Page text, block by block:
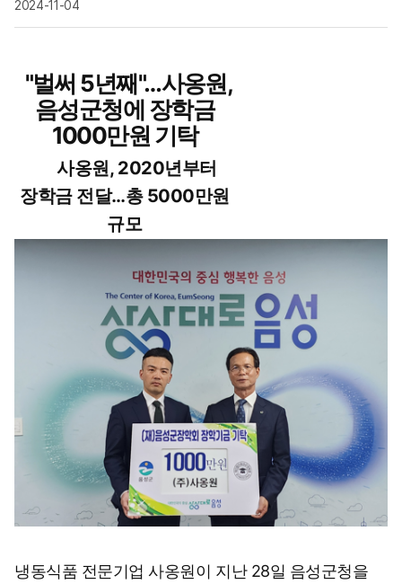
2024-11-04
"벌써 5년째"…사옹원,
음성군청에 장학금
1000만원 기탁
사옹원, 2020년부터
장학금 전달…총 5000만원
규모
냉동식품 전문기업 사옹원이 지난 28일 음성군청을